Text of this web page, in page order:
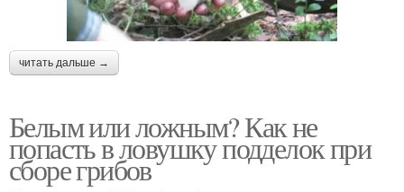
читать дальше →
Белым или ложным? Как не
попасть в ловушку подделок при
сборе грибов